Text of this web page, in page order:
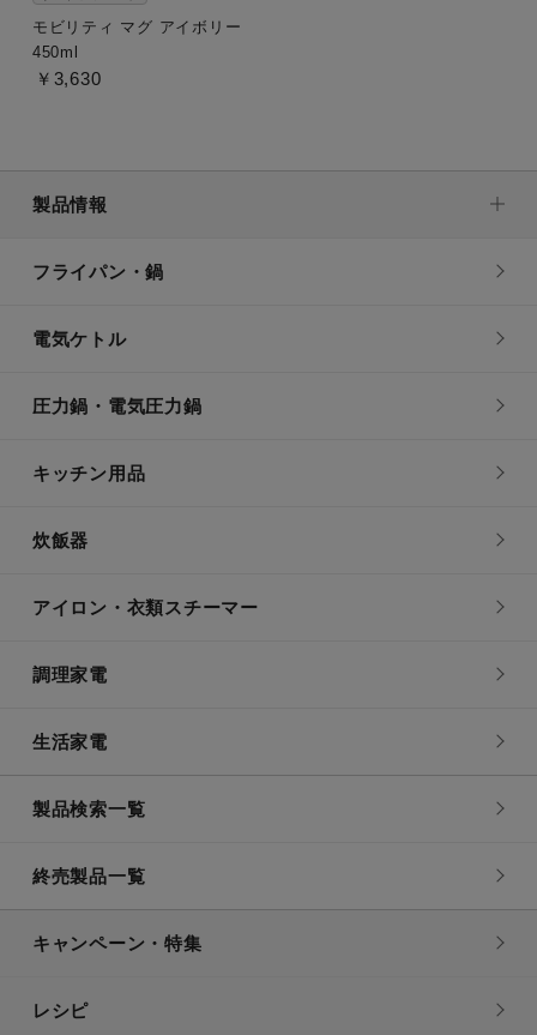
モビリティ マグ アイボリー
450ml
￥3,630
製品情報
フライパン・鍋
電気ケトル
圧力鍋・電気圧力鍋
キッチン用品
炊飯器
アイロン・衣類スチーマー
調理家電
生活家電
製品検索一覧
終売製品一覧
キャンペーン・特集
レシピ